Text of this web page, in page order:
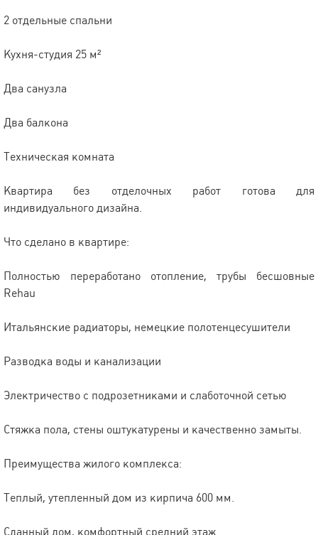
2 отдельные спальни
Кухня-студия 25 м²
Два санузла
Два балкона
Техническая комната
Квартира без отделочных работ готова для
индивидуального дизайна.
Что сделано в квартире:
Полностью переработано отопление, трубы бесшовные
Rehau
Итальянские радиаторы, немецкие полотенцесушители
Разводка воды и канализации
Электричество с подрозетниками и слаботочной сетью
Стяжка пола, стены оштукатурены и качественно замыты.
Преимущества жилого комплекса:
Теплый, утепленный дом из кирпича 600 мм.
Сданный дом, комфортный средний этаж